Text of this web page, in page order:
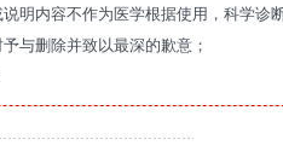
明内容不作为医学根据使用，科学诊
与删除并致以最深的歉意；